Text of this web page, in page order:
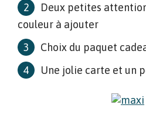
Deux petites
couleur à ajouter
Choix du paquet
Une jolie carte et un